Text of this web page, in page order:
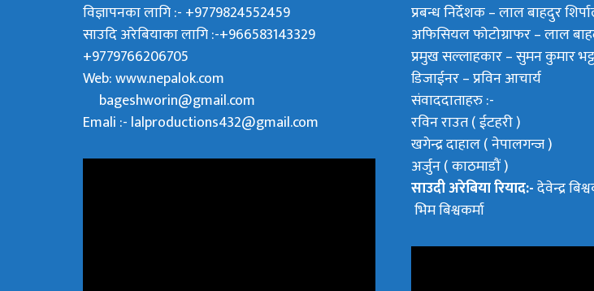
विज्ञापनका लागि :- +9779824552459
साउदि अरेबियाका लागि :-+966583143329
+9779766206705
Web:www.nepalok.com
bageshworin@gmail.com
Emali :- lalproductions432@gmail.com
प्रबन्ध निर्देशक –लाल बाहदुर
अफिसियल फोटोग्राफर –लाल
प्रमुख सल्लाहकार –सुमन कुमार
डिजाईनर – प्रविन आचार्य
संवाददाताहरु :-
रविन राउत ( ईटहरी )
खगेन्द्र दाहाल ( नेपालगन्ज )
अर्जुन ( काठमाडौं )
साउदी अरेबिया रियाद:-देवेन्द्र
भिम बिश्वकर्मा